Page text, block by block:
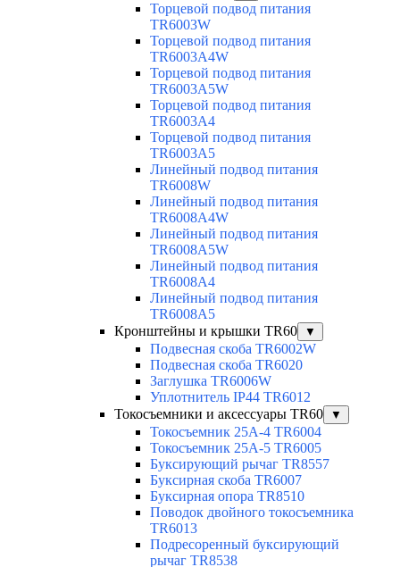
Торцевой подвод питания
TR6003W
Торцевой подвод питания
TR6003A4W
Торцевой подвод питания
TR6003A5W
Торцевой подвод питания
TR6003A4
Торцевой подвод питания
TR6003A5
Линейный подвод питания
TR6008W
Линейный подвод питания
TR6008A4W
Линейный подвод питания
TR6008A5W
Линейный подвод питания
TR6008A4
Линейный подвод питания
TR6008A5
Кронштейны и крышки TR60
▼
Подвесная скоба TR6002W
Подвесная скоба TR6020
Заглушка TR6006W
Уплотнитель IP44 TR6012
Токосъемники и аксессуары TR60
▼
Токосъемник 25А-4 TR6004
Токосъемник 25А-5 TR6005
Буксирующий рычаг TR8557
Буксирная скоба TR6007
Буксирная опора TR8510
Поводок двойного токосъемника
TR6013
Подресоренный буксирующий
рычаг TR8538